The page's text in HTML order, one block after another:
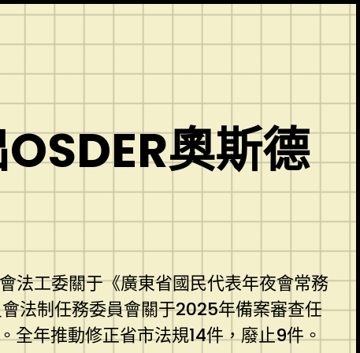
奧斯德
法工委關于《廣東省國民代表年夜會常務
法制任務委員會關于2025年備案審查任
全年推動修正省市法規14件，廢止9件。